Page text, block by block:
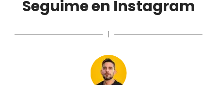
Seguime en Instagram
|